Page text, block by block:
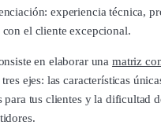
experiencia técnica,
el cliente excepcional.
en elaborar una matriz
ejes: las características
para tus clientes y la dificultad